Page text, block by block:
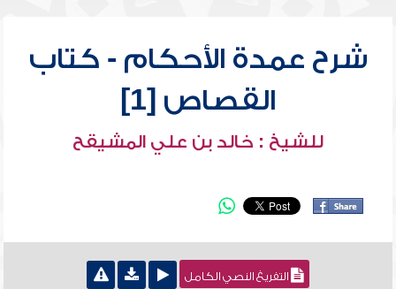
شرح عمدة الأحكام - كتاب
القصاص [1]
للشيخ : خالد بن علي المشيقح
التفريغ النصي الكامل